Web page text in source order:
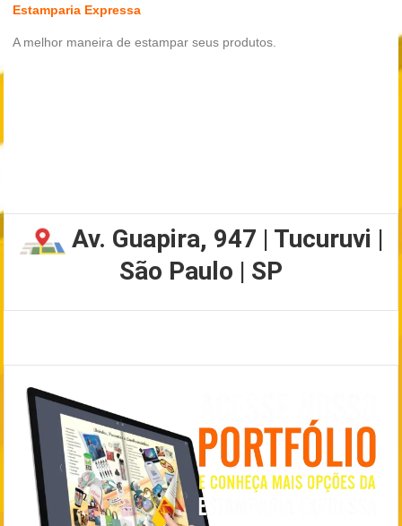
Estamparia Expressa
A melhor maneira de estampar seus produtos.
Av. Guapira, 947 | Tucuruvi |
São Paulo | SP